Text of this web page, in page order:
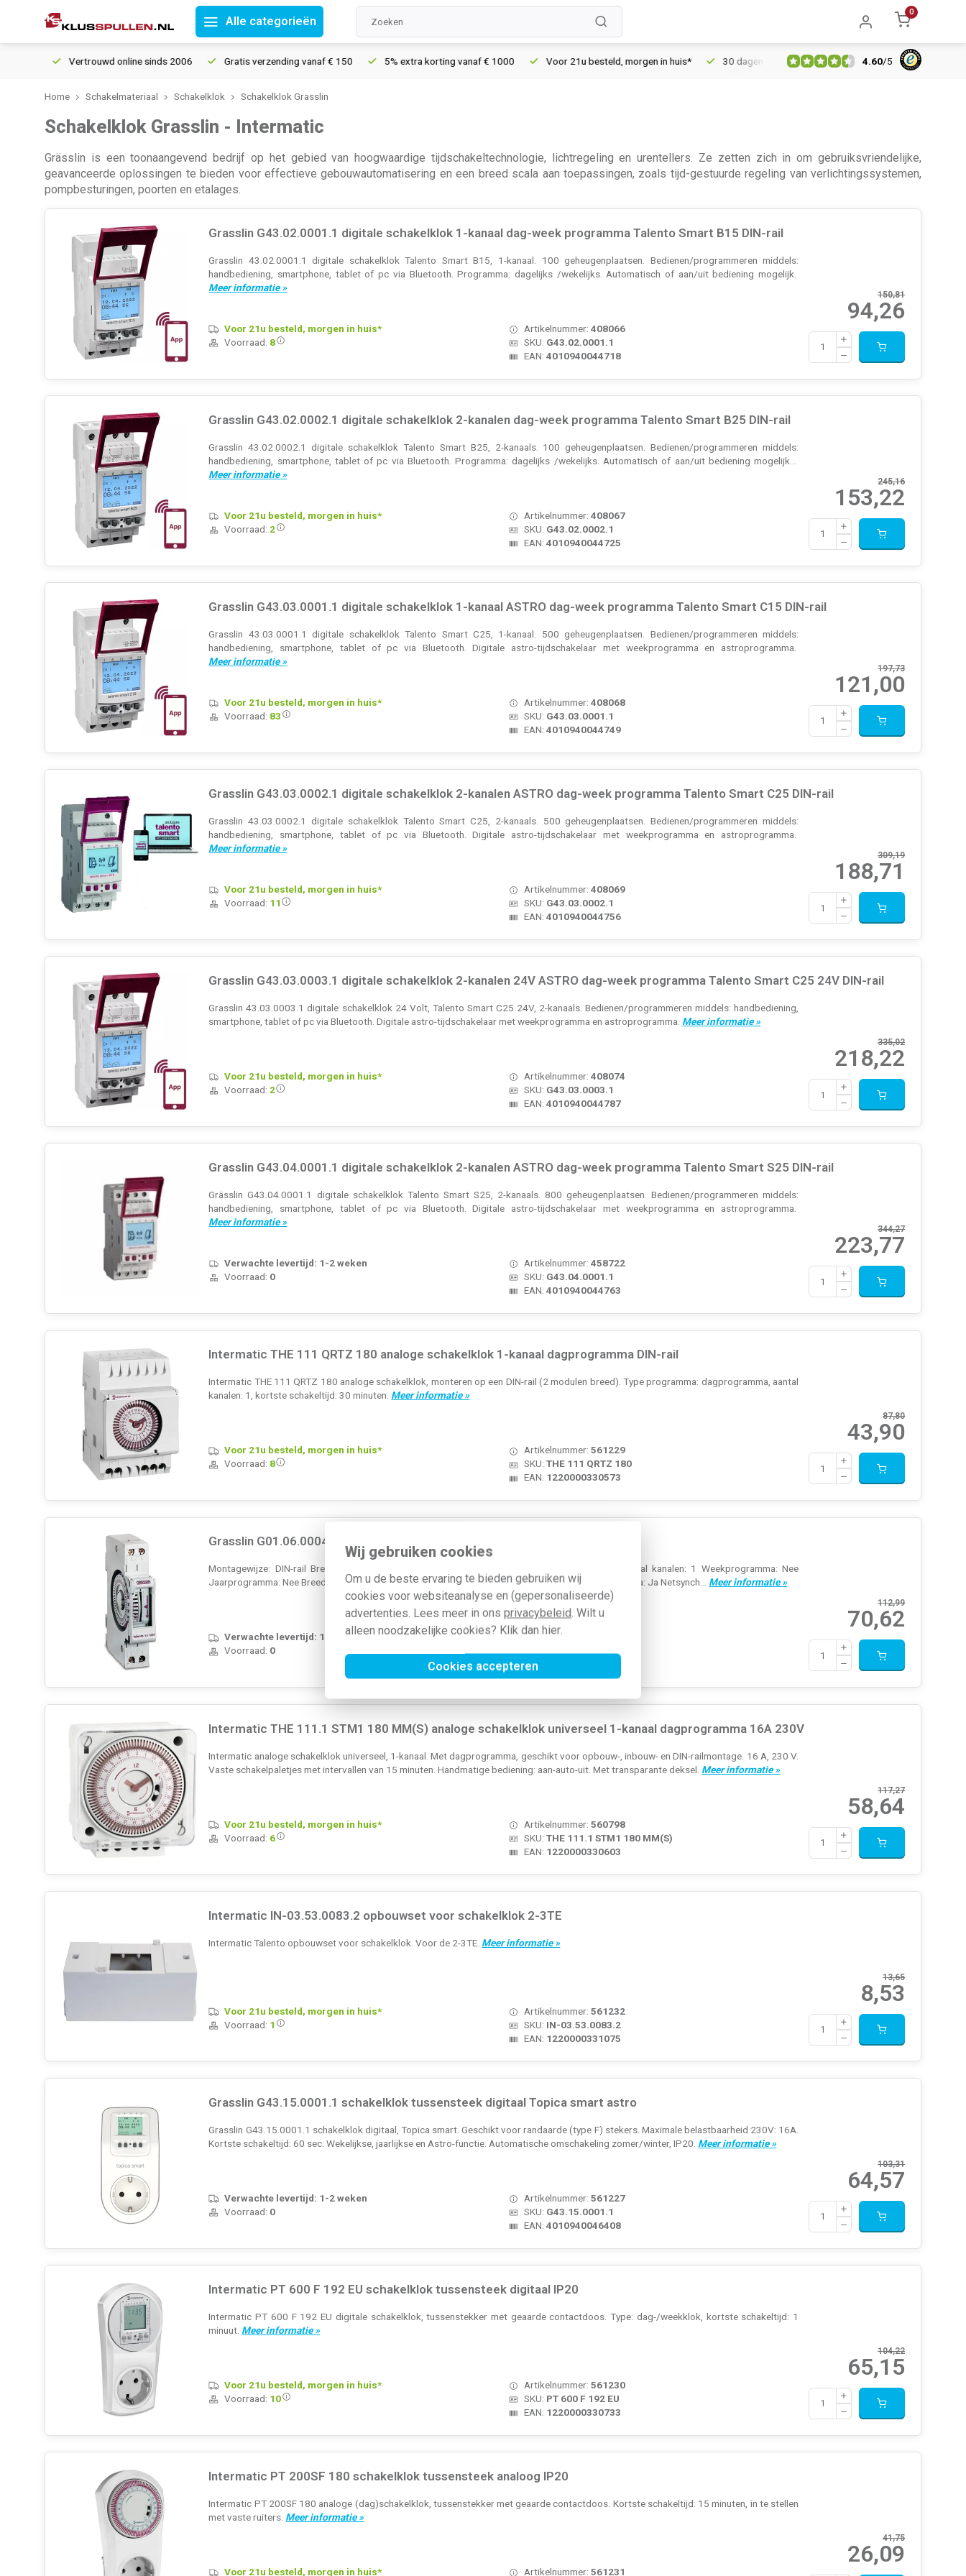
Wij gebruiken cookies
Om u de beste ervaring te bieden gebruiken wij
cookies voor websiteanalyse en (gepersonaliseerde)
advertenties. Lees meer in ons privacybeleid. Wilt u
alleen noodzakelijke cookies? Klik dan hier.
Cookies accepteren
Alle categorieën
0
Vertrouwd online sinds 2006 Gratis verzending vanaf € 150 5% extra korting vanaf € 1000 Voor 21u besteld, morgen in huis* 30 dagen retourrecht Vertrouwd online sinds 2006
4.60/5
Home Schakelmateriaal Schakelklok Schakelklok Grasslin
Schakelklok Grasslin - Intermatic
Grässlin is een toonaangevend bedrijf op het gebied van hoogwaardige tijdschakeltechnologie, lichtregeling en urentellers. Ze zetten zich in om gebruiksvriendelijke,
geavanceerde oplossingen te bieden voor effectieve gebouwautomatisering en een breed scala aan toepassingen, zoals tijd-gestuurde regeling van verlichtingssystemen,
pompbesturingen, poorten en etalages.
Grasslin G43.02.0001.1 digitale schakelklok 1-kanaal dag-week programma Talento Smart B15 DIN-rail
Grasslin 43.02.0001.1 digitale schakelklok Talento Smart B15, 1-kanaal. 100 geheugenplaatsen. Bedienen/programmeren middels:
handbediening, smartphone, tablet of pc via Bluetooth. Programma: dagelijks /wekelijks. Automatisch of aan/uit bediening mogelijk.
Meer informatie »
150,81
94,26
Artikelnummer:408066
SKU: G43.02.0001.1
EAN:4010940044718
Voor 21u besteld, morgen in huis*
Voorraad: 8
Grasslin G43.02.0002.1 digitale schakelklok 2-kanalen dag-week programma Talento Smart B25 DIN-rail
Grasslin 43.02.0002.1 digitale schakelklok Talento Smart B25, 2-kanaals. 100 geheugenplaatsen. Bedienen/programmeren middels:
handbediening, smartphone, tablet of pc via Bluetooth. Programma: dagelijks /wekelijks. Automatisch of aan/uit bediening mogelijk...
Meer informatie »
245,16
153,22
Artikelnummer:408067
SKU: G43.02.0002.1
EAN:4010940044725
Voor 21u besteld, morgen in huis*
Voorraad: 2
Grasslin G43.03.0001.1 digitale schakelklok 1-kanaal ASTRO dag-week programma Talento Smart C15 DIN-rail
Grasslin 43.03.0001.1 digitale schakelklok Talento Smart C25, 1-kanaal. 500 geheugenplaatsen. Bedienen/programmeren middels:
handbediening, smartphone, tablet of pc via Bluetooth. Digitale astro-tijdschakelaar met weekprogramma en astroprogramma.
Meer informatie »
197,73
121,00
Artikelnummer:408068
SKU: G43.03.0001.1
EAN:4010940044749
Voor 21u besteld, morgen in huis*
Voorraad: 83
Grasslin G43.03.0002.1 digitale schakelklok 2-kanalen ASTRO dag-week programma Talento Smart C25 DIN-rail
Grasslin 43.03.0002.1 digitale schakelklok Talento Smart C25, 2-kanaals. 500 geheugenplaatsen. Bedienen/programmeren middels:
handbediening, smartphone, tablet of pc via Bluetooth. Digitale astro-tijdschakelaar met weekprogramma en astroprogramma.
Meer informatie »
309,19
188,71
Artikelnummer:408069
SKU: G43.03.0002.1
EAN:4010940044756
Voor 21u besteld, morgen in huis*
Voorraad: 11
Grasslin G43.03.0003.1 digitale schakelklok 2-kanalen 24V ASTRO dag-week programma Talento Smart C25 24V DIN-rail
Grasslin 43.03.0003.1 digitale schakelklok 24 Volt, Talento Smart C25 24V, 2-kanaals. Bedienen/programmeren middels: handbediening,
smartphone, tablet of pc via Bluetooth. Digitale astro-tijdschakelaar met weekprogramma en astroprogramma. Meer informatie »
335,02
218,22
Artikelnummer:408074
SKU: G43.03.0003.1
EAN:4010940044787
Voor 21u besteld, morgen in huis*
Voorraad: 2
Grasslin G43.04.0001.1 digitale schakelklok 2-kanalen ASTRO dag-week programma Talento Smart S25 DIN-rail
Grässlin G43.04.0001.1 digitale schakelklok Talento Smart S25, 2-kanaals. 800 geheugenplaatsen. Bedienen/programmeren middels:
handbediening, smartphone, tablet of pc via Bluetooth. Digitale astro-tijdschakelaar met weekprogramma en astroprogramma.
Meer informatie »
344,27
223,77
Artikelnummer:458722
SKU: G43.04.0001.1
EAN:4010940044763
Verwachte levertijd: 1-2 weken
Voorraad: 0
Intermatic THE 111 QRTZ 180 analoge schakelklok 1-kanaal dagprogramma DIN-rail
Intermatic THE 111 QRTZ 180 analoge schakelklok, monteren op een DIN-rail (2 modulen breed). Type programma: dagprogramma, aantal
kanalen: 1, kortste schakeltijd: 30 minuten. Meer informatie »
87,80
43,90
Artikelnummer:561229
SKU:THE 111 QRTZ 180
EAN: 1220000330573
Voor 21u besteld, morgen in huis*
Voorraad: 8
Grasslin G01.06.0004.1 schakelklok anal. dag 1-kan.
Montagewijze: DIN-rail Breedte: 17.5 Millimeter Hoogte: 45 Millimeter Diepte: 60 Millimeter Aantal kanalen: 1 Weekprogramma: Nee
Jaarprogramma: Nee Breedte in module-eenheden: 1 60-minuten programma: Nee 24-uurs programma: Ja Netsynch... Meer informatie »
112,99
70,62
Artikelnummer:
SKU:G01.06.0004.1
EAN:
Verwachte levertijd: 1-2 weken
Voorraad: 0
Intermatic THE 111.1 STM1 180 MM(S) analoge schakelklok universeel 1-kanaal dagprogramma 16A 230V
Intermatic analoge schakelklok universeel, 1-kanaal. Met dagprogramma, geschikt voor opbouw-, inbouw- en DIN-railmontage. 16 A, 230 V.
Vaste schakelpaletjes met intervallen van 15 minuten. Handmatige bediening: aan-auto-uit. Met transparante deksel. Meer informatie »
117,27
58,64
Artikelnummer:560798
SKU:THE 111.1 STM1 180 MM(S)
EAN: 1220000330603
Voor 21u besteld, morgen in huis*
Voorraad: 6
Intermatic IN-03.53.0083.2 opbouwset voor schakelklok 2-3TE
Intermatic Talento opbouwset voor schakelklok. Voor de 2-3TE. Meer informatie »
13,65
8,53
Artikelnummer:561232
SKU: IN-03.53.0083.2
EAN: 1220000331075
Voor 21u besteld, morgen in huis*
Voorraad: 1
Grasslin G43.15.0001.1 schakelklok tussensteek digitaal Topica smart astro
Grasslin G43.15.0001.1 schakelklok digitaal, Topica smart. Geschikt voor randaarde (type F) stekers. Maximale belastbaarheid 230V: 16A.
Kortste schakeltijd: 60 sec. Wekelijkse, jaarlijkse en Astro-functie. Automatische omschakeling zomer/winter, IP20. Meer informatie »
103,31
64,57
Artikelnummer:561227
SKU: G43.15.0001.1
EAN:4010940046408
Verwachte levertijd: 1-2 weken
Voorraad: 0
Intermatic PT 600 F 192 EU schakelklok tussensteek digitaal IP20
Intermatic PT 600 F 192 EU digitale schakelklok, tussenstekker met geaarde contactdoos. Type: dag-/weekklok, kortste schakeltijd: 1
minuut. Meer informatie »
104,22
65,15
Artikelnummer:561230
SKU: PT 600 F 192 EU
EAN: 1220000330733
Voor 21u besteld, morgen in huis*
Voorraad: 10
Intermatic PT 200SF 180 schakelklok tussensteek analoog IP20
Intermatic PT 200SF 180 analoge (dag)schakelklok, tussenstekker met geaarde contactdoos. Kortste schakeltijd: 15 minuten, in te stellen
met vaste ruiters. Meer informatie »
41,75
26,09
Artikelnummer:561231
Voor 21u besteld, morgen in huis*